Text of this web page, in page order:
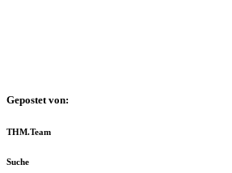
Gepostet von:
THM.Team
Suche